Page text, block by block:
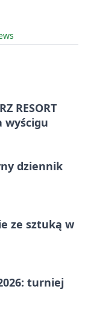
RESORT
wyścigu
dziennik
ze sztuką w
turniej